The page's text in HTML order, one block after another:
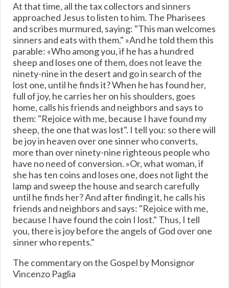
At that time, all the tax collectors and sinners
approached Jesus to listen to him. The Pharisees
and scribes murmured, saying: "This man welcomes
sinners and eats with them." »And he told them this
parable: «Who among you, if he has a hundred
sheep and loses one of them, does not leave the
ninety-nine in the desert and go in search of the
lost one, until he finds it? When he has found her,
full of joy, he carries her on his shoulders, goes
home, calls his friends and neighbors and says to
them: "Rejoice with me, because I have found my
sheep, the one that was lost". I tell you: so there will
be joy in heaven over one sinner who converts,
more than over ninety-nine righteous people who
have no need of conversion. »Or, what woman, if
she has ten coins and loses one, does not light the
lamp and sweep the house and search carefully
until he finds her? And after finding it, he calls his
friends and neighbors and says: "Rejoice with me,
because I have found the coin I lost." Thus, I tell
you, there is joy before the angels of God over one
sinner who repents."
The commentary on the Gospel by Monsignor
Vincenzo Paglia